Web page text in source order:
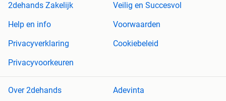
2dehands Zakelijk
Veilig en Succesvol
Help en info
Voorwaarden
Privacyverklaring
Cookiebeleid
Privacyvoorkeuren
Over 2dehands Adevinta